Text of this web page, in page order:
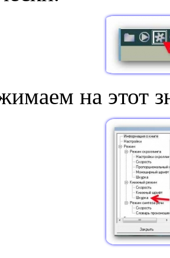
на этот